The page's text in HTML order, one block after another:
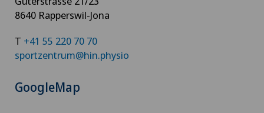
8640 Rapperswil-Jona
T +41 55 220 70 70
sportzentrum@hin.physio
GoogleMap